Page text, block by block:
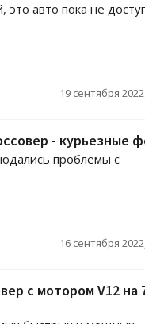
авто пока не
19 сентября
- курьезные
проблемы с
16 сентября
с мотором V12 на